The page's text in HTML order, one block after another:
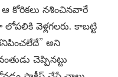
కోరికలు నశించినవారే
లోపలికి వెళ్లగలరు. కాబట్టి
అని
చెప్పినట్టు